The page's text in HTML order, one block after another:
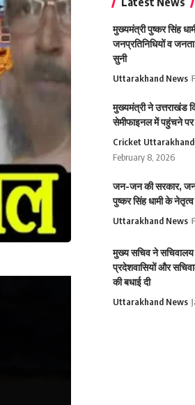
मुख्यमंत्री पुष्कर सिंह
जनप्रतिनिधियों व
सुनी
Uttarakhand News
मुख्यमंत्री ने उत्तराखंड
सेमीफाइनल में पहुंचने पर
Cricket Uttarakhand
February 8, 2026
जन-जन की सरकार,
पुष्कर सिंह धामी के
Uttarakhand News
मुख्य सचिव ने
प्रदेशवासियों और
की बधाई दी
Uttarakhand News